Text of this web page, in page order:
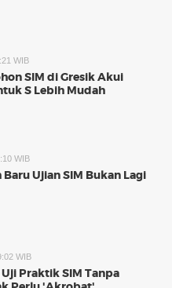
WIB
SIM di Gresik Akui
S Lebih Mudah
WIB
Baru Ujian SIM Bukan Lagi
WIB
Praktik SIM Tanpa